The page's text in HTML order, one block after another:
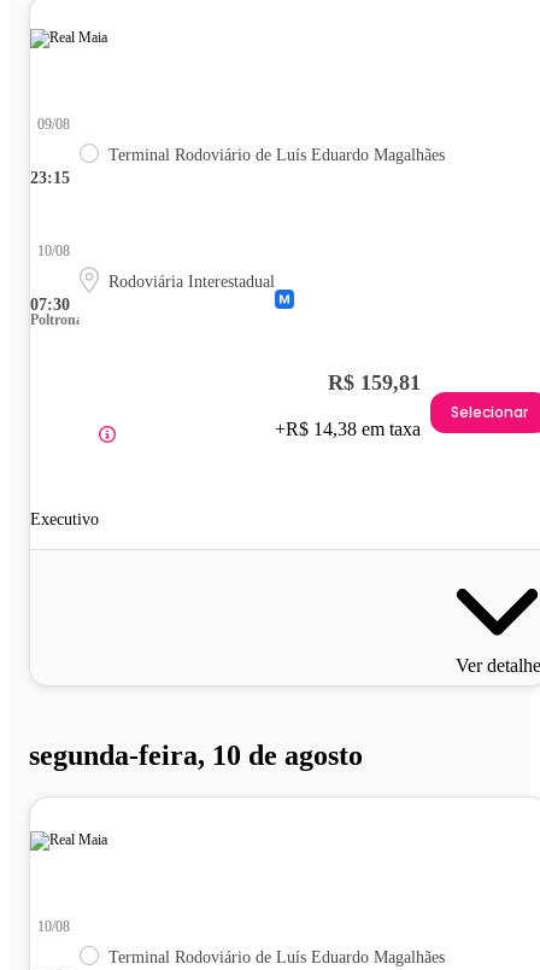
23:15
09/08
Terminal Rodoviário de Luís Eduardo Magalhães
07:30
10/08
Rodoviária Interestadual
Poltrona
Executivo
R$ 159,81
+R$ 14,38 em taxa
Selecionar
Ver
segunda-feira, 10 de agosto
10/08
Terminal Rodoviário de Luís Eduardo Magalhães